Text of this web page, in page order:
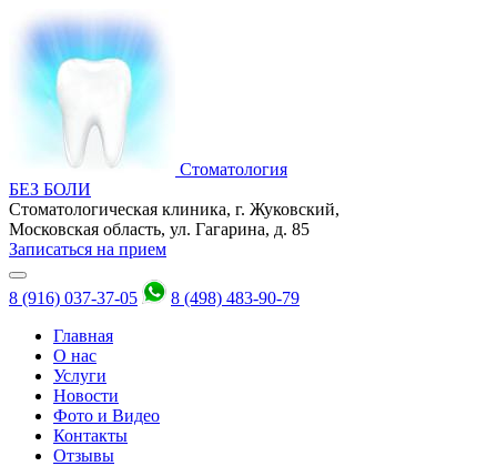
Стоматология
БЕЗ БОЛИ
Стоматологическая клиника, г. Жуковский,
Московская область, ул. Гагарина, д. 85
Записаться на прием
8 (916) 037-37-05
8 (498) 483-90-79
Главная
О нас
Услуги
Новости
Фото и Видео
Контакты
Отзывы